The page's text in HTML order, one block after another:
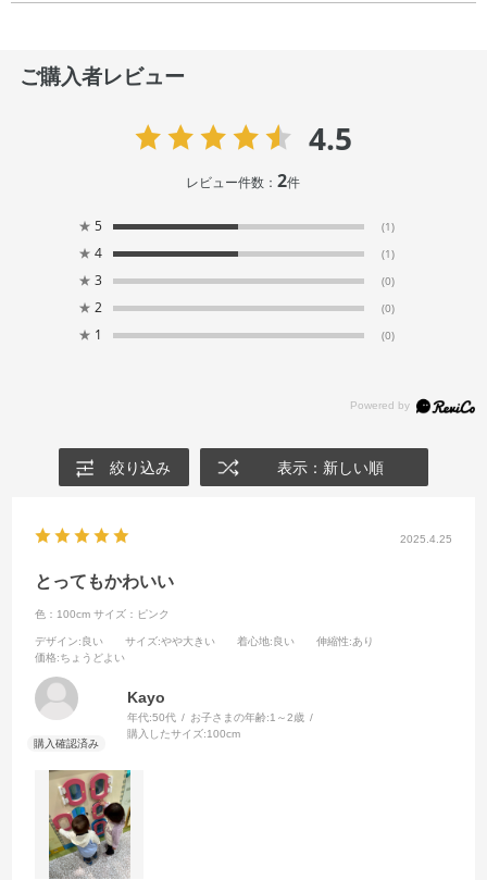
ご購入者レビュー
4.5
レビュー件数：2件
★ 5 (1)
★ 4 (1)
★ 3 (0)
★ 2 (0)
★ 1 (0)
絞り込み 表示：新しい順
2025.4.25
とってもかわいい
色：100cm サイズ：ピンク
デザイン:良い サイズ:やや大きい 着心地:良い 伸縮性:あり
価格:ちょうどよい
Kayo
年代:50代 お子さまの年齢:1～2歳
購入したサイズ:100cm